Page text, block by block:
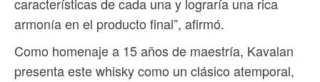
armonía en el producto final”, afirmó.
Como homenaje a 15 años de maestría, Kavalan
presenta este whisky como un clásico atemporal,